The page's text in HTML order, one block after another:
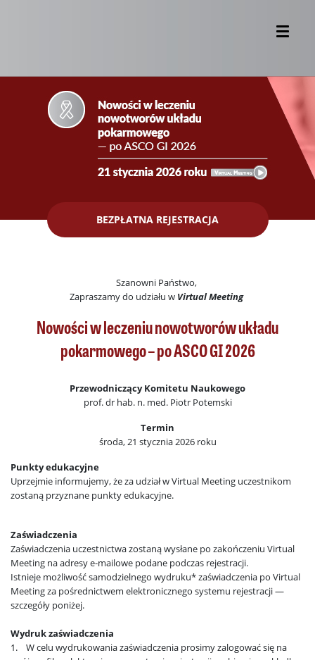
BEZPŁATNA REJESTRACJA
Szanowni Państwo,
Zapraszamy do udziału w Virtual Meeting
Nowości w leczeniu nowotworów układu
pokarmowego – po ASCO GI 2026
Przewodniczący Komitetu Naukowego
prof. dr hab. n. med. Piotr Potemski
Termin
środa, 21 stycznia 2026 roku
Punkty edukacyjne
Uprzejmie informujemy, że za udział w Virtual Meeting uczestnikom
zostaną przyznane punkty edukacyjne.
Zaświadczenia
Zaświadczenia uczestnictwa zostaną wysłane po zakończeniu Virtual
Meeting na adresy e-mailowe podane podczas rejestracji.
Istnieje możliwość samodzielnego wydruku* zaświadczenia po Virtual
Meeting za pośrednictwem elektronicznego systemu rejestracji —
szczegóły poniżej.
Wydruk zaświadczenia
1. W celu wydrukowania zaświadczenia prosimy zalogować się na